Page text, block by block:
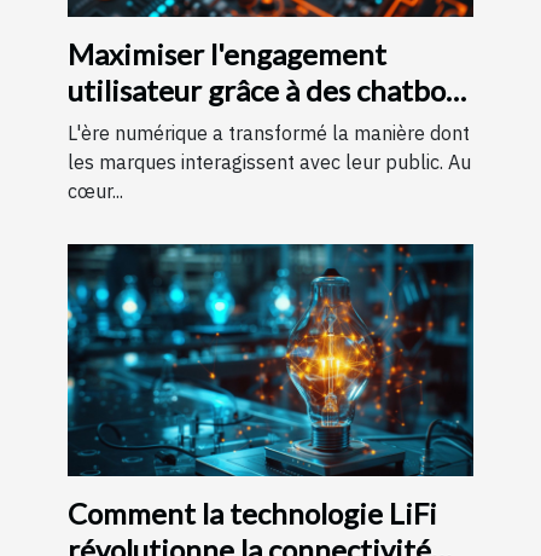
Maximiser l'engagement
utilisateur grâce à des chatbots
IA sur des pages d'accueil
L'ère numérique a transformé la manière dont
les marques interagissent avec leur public. Au
cœur...
Comment la technologie LiFi